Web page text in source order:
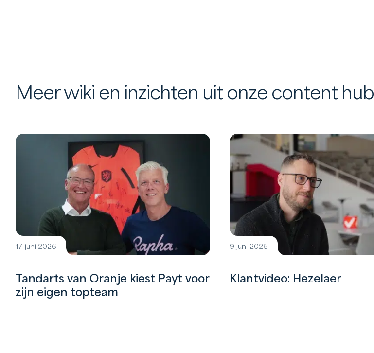
Meer wiki en inzichten uit onze content hub
17 juni 2026
Tandarts van Oranje kiest Payt voor
zijn eigen topteam
9 juni 2026
Klantvideo: Hezelaer